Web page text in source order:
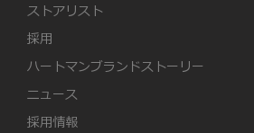
ストアリスト
採用
ハートマンブランドストーリー
ニュース
採用情報